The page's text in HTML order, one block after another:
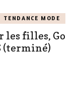
TENDANCE MODE
les filles, Go
(terminé)